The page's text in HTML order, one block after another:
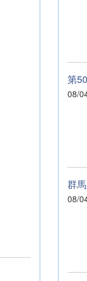
幸
県
徒
組
08/
08/